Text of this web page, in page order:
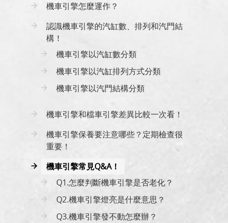
機車引擎怎麼運作？
認識機車引擎的汽缸數、排列和汽門結
構！
機車引擎以汽缸數分類
機車引擎以汽缸排列方式分類
機車引擎以汽門結構分類
機車引擎和檔車引擎差異比較一次看！
機車引擎保養要注意哪些？定期檢查很
重要！
機車引擎常見Q&A！
Q1.怎麼判斷機車引擎是否老化？
Q2.機車引擎燈亮是什麼意思？
Q3.機車引擎發不動怎麼辦？